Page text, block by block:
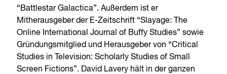
“Battlestar Galactica”. Außerdem ist er
Mitherausgeber der E-Zeitschrift “Slayage: The
Online International Journal of Buffy Studies” sowie
Gründungsmitglied und Herausgeber von “Critical
Studies in Television: Scholarly Studies of Small
Screen Fictions”. David Lavery hält in der ganzen